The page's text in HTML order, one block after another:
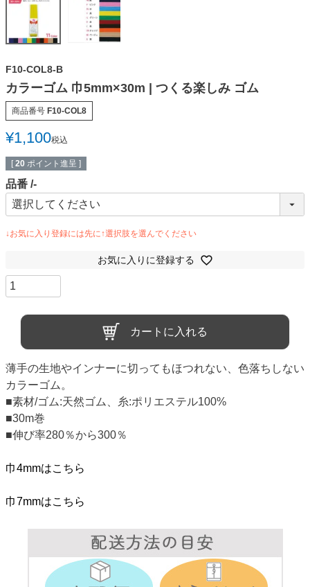
F10-COL8-B
カラーゴム 巾5mm×30m | つくる楽しみ ゴム
商品番号 F10-COL8
¥1,100税込
[ 20 ポイント進呈 ]
品番 -
お気に入りに登録する
カートに入れる
薄手の生地やインナーに切ってもほつれない、色落ちしない
カラーゴム。
■素材/ゴム:天然ゴム、糸:ポリエステル100%
■30m巻
■伸び率280％から300％
巾4mmはこちら
巾7mmはこちら